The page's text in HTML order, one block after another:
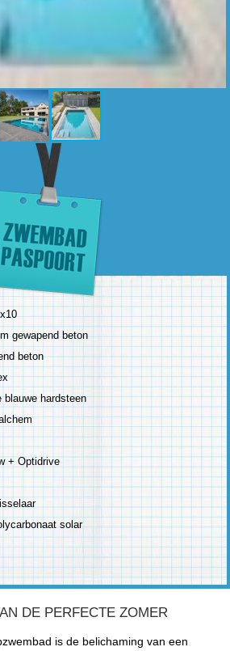
gewapend beton
beton
blauwe hardsteen
+ Optidrive
solar
DE PERFECTE ZOMER
is de belichaming van een